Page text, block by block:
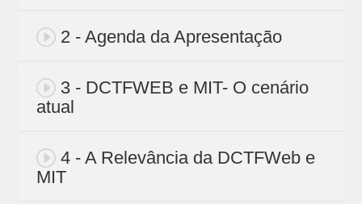
2 - Agenda da Apresentação
3 - DCTFWEB e MIT- O cenário
atual
4 - A Relevância da DCTFWeb e
MIT